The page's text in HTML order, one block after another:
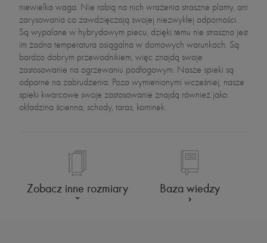
niewielka waga. Nie robią na nich wrażenia straszne plamy, ani
zarysowania co zawdzięczają swojej niezwykłej odporności.
Są wypalane w hybrydowym piecu, dzięki temu nie straszna jest
im żadna temperatura osiągalna w domowych warunkach. Są
bardzo dobrym przewodnikiem, więc znajdą swoje
zastosowanie na ogrzewaniu podłogowym. Nasze spieki są
odporne na zabrudzenia. Poza wymienionymi wcześniej, nasze
spieki kwarcowe swoje zastosowanie znajdą również jako:
okładzina ścienna, schody, taras, kominek.
Zobacz inne rozmiary Baza wiedzy